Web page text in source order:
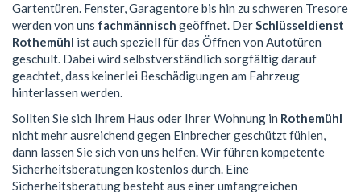
Gartentüren. Fenster, Garagentore bis hin zu schweren Tresore
werden von uns fachmännisch geöffnet. DerSchlüsseldienst
Rothemühl ist auch speziell für das Öffnen von Autotüren
geschult. Dabei wird selbstverständlich sorgfältig darauf
geachtet, dass keinerlei Beschädigungen am Fahrzeug
hinterlassen werden.
Sollten Sie sich Ihrem Haus oder Ihrer Wohnung in Rothemühl
nicht mehr ausreichend gegen Einbrecher geschützt fühlen,
dann lassen Sie sich von uns helfen. Wir führen kompetente
Sicherheitsberatungen kostenlos durch. Eine
Sicherheitsberatung besteht aus einer umfangreichen